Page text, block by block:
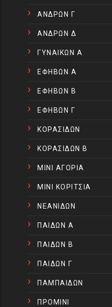
ΑΝΔΡΩΝ Γ
ΑΝΔΡΩΝ Δ
ΓΥΝΑΙΚΩΝ Α
ΕΦΗΒΩΝ Α
ΕΦΗΒΩΝ Β
ΕΦΗΒΩΝ Γ
ΚΟΡΑΣΙΔΩΝ
ΚΟΡΑΣΙΔΩΝ Β
ΜΙΝΙ ΑΓΟΡΙΑ
ΜΙΝΙ ΚΟΡΙΤΣΙΑ
ΝΕΑΝΙΔΩΝ
ΠΑΙΔΩΝ Α
ΠΑΙΔΩΝ Β
ΠΑΙΔΩΝ Γ
ΠΑΜΠΑΙΔΩΝ
ΠΡΟΜΙΝΙ